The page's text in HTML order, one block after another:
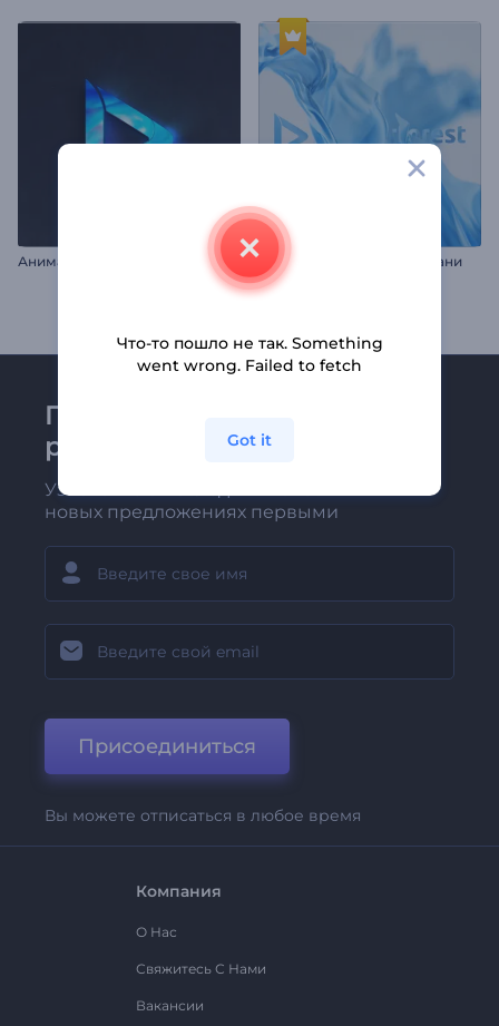
Анимация лого: Хроматика Логотип Из Шелковой Ткани
Присоединяйтесь к
рассылке Renderforest
Узнавайте о последних новостях и
новых предложениях первыми
Присоединиться
Вы можете отписаться в любое время
Компания
О Нас
Свяжитесь С Нами
Вакансии
Что-то пошло не так. Something
went wrong. Failed to fetch
Got it